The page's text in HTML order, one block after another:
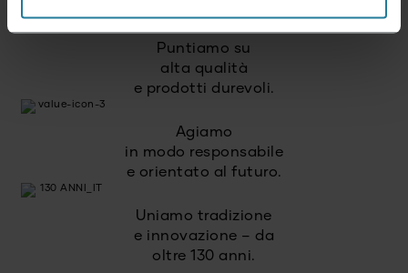
Puntiamo su
alta qualità
e prodotti durevoli.
Agiamo
in modo responsabile
e orientato al futuro.
Uniamo tradizione
e innovazione – da
oltre 130 anni.